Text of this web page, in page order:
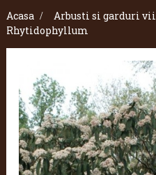
Acasa
> Arbusti si garduri vii
Rhytidophyllum